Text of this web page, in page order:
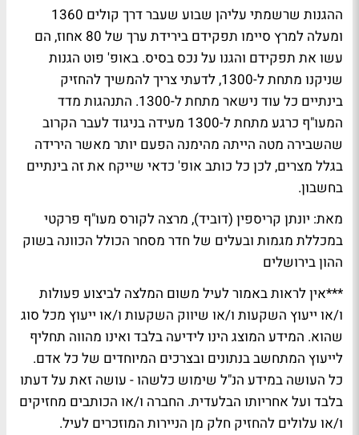
ההגנות שרשמתי עליהן שבוע שעבר דרך קולים 1360
ומעלה למרץ סיימו תפקידם בירידת ערך של 80 אחוז, הם
עשו את תפקידם והגנו על נכס בסיס. באופ' פוט הגנות
שניקנו מתחת ל-1300, לדעתי צריך להמשיך להחזיק
בינתיים כל עוד נישאר מתחת ל-1300. התנהגות מדד
המעו"ף כרגע מתחת ל-1300 מעידה בניגוד לעבר הקרוב
שהשבירה מטה הייתה מהימנה הפעם יותר מאשר הירידה
בגלל מצרים, לכן כל כותב אופ' כדאי שייקח את זה בינתיים
בחשבון.
מאת: יונתן קריספין (דוביד), מרצה לקורס מעו"ף פרקטי
במכללת מגמות ובעלים של חדר מסחר הכולל הכוונה בשוק
ההון בירושלים
***אין לראות באמור לעיל משום המלצה לביצוע פעולות
ו/או ייעוץ השקעות ו/או שיווק השקעות ו/או ייעוץ מכל סוג
שהוא. המידע המוצג הינו לידיעה בלבד ואינו מהווה תחליף
לייעוץ המתחשב בנתונים ובצרכים המיוחדים של כל אדם.
כל העושה במידע הנ"ל שימוש כלשהו - עושה זאת על דעתו
בלבד ועל אחריותו הבלעדית. החברה ו/או הכותבים מחזיקים
ו/או עלולים להחזיק חלק מן הניירות המוזכרים לעיל.